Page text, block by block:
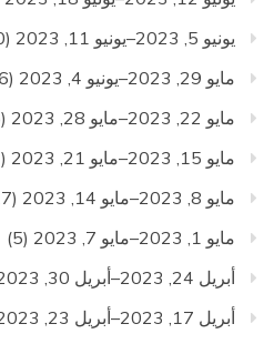
يونيو 5, 2023–يونيو 11, 2023
(20)
مايو 29, 2023–يونيو 4, 2023
(16)
مايو 22, 2023–مايو 28, 2023
(25)
مايو 15, 2023–مايو 21, 2023
(12)
مايو 8, 2023–مايو 14, 2023
(17)
مايو 1, 2023–مايو 7, 2023
(5)
أبريل 24, 2023–أبريل 30, 2023
أبريل 17, 2023–أبريل 23, 2023